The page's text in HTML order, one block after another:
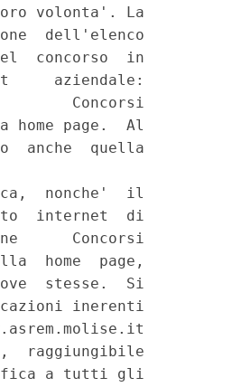
volonta'. La
dell'elenco
concorso  in
aziendale:
Concorsi
home page.  Al
anche  quella
nonche'  il
internet  di
Concorsi
home  page,
stesse.  Si
inerenti
raggiungibile
a tutti gli